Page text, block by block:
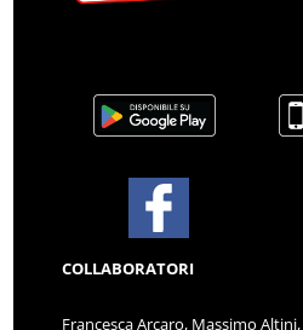
COLLABORATORI
Francesca Arcaro, Massimo